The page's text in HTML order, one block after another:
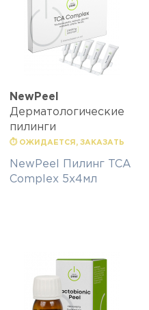
NewPeel
Дерматологические
пилинги
⏱ ОЖИДАЕТСЯ, ЗАКАЗАТЬ
NewPeel Пилинг TCA
Complex 5х4мл